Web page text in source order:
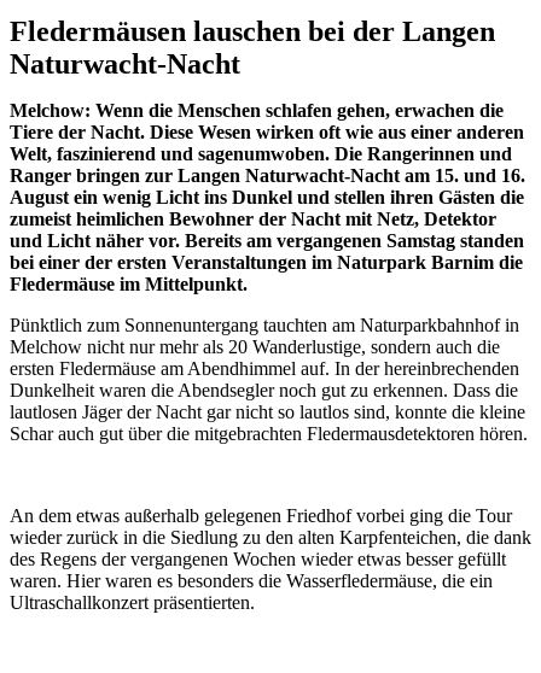
Fledermäusen lauschen bei der Langen
Naturwacht-Nacht
Melchow: Wenn die Menschen schlafen gehen, erwachen die
Tiere der Nacht. Diese Wesen wirken oft wie aus einer anderen
Welt, faszinierend und sagenumwoben. Die Rangerinnen und
Ranger bringen zur Langen Naturwacht-Nacht am 15. und 16.
August ein wenig Licht ins Dunkel und stellen ihren Gästen die
zumeist heimlichen Bewohner der Nacht mit Netz, Detektor
und Licht näher vor. Bereits am vergangenen Samstag standen
bei einer der ersten Veranstaltungen im Naturpark Barnim die
Fledermäuse im Mittelpunkt.
Pünktlich zum Sonnenuntergang tauchten am Naturparkbahnhof in
Melchow nicht nur mehr als 20 Wanderlustige, sondern auch die
ersten Fledermäuse am Abendhimmel auf. In der hereinbrechenden
Dunkelheit waren die Abendsegler noch gut zu erkennen. Dass die
lautlosen Jäger der Nacht gar nicht so lautlos sind, konnte die kleine
Schar auch gut über die mitgebrachten Fledermausdetektoren hören.
An dem etwas außerhalb gelegenen Friedhof vorbei ging die Tour
wieder zurück in die Siedlung zu den alten Karpfenteichen, die dank
des Regens der vergangenen Wochen wieder etwas besser gefüllt
waren. Hier waren es besonders die Wasserfledermäuse, die ein
Ultraschallkonzert präsentierten.